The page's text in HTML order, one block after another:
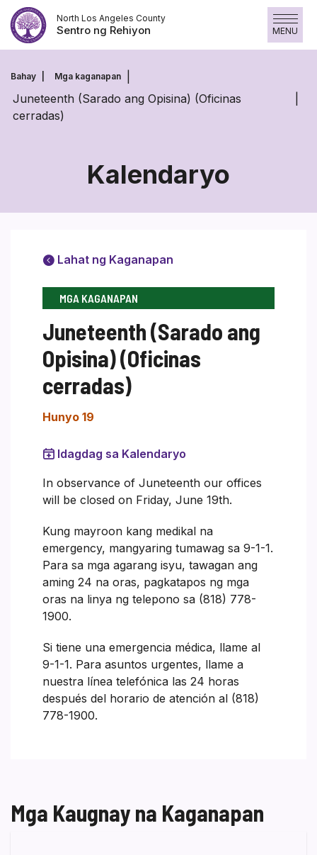
Laktawan
ang
nilalaman
North Los Angeles County
Sentro ng Rehiyon MENU
Bahay Mga kaganapan
Juneteenth (Sarado ang Opisina) (Oficinas
cerradas)
Kalendaryo
Lahat ng Kaganapan
MGA KAGANAPAN
Juneteenth (Sarado ang
Opisina) (Oficinas
cerradas)
Hunyo 19
Idagdag sa Kalendaryo
In observance of Juneteenth our offices
will be closed on Friday, June 19th.
Kung mayroon kang medikal na
emergency, mangyaring tumawag sa 9-1-1.
Para sa mga agarang isyu, tawagan ang
aming 24 na oras, pagkatapos ng mga
oras na linya ng telepono sa (818) 778-
1900.
Si tiene una emergencia médica, llame al
9-1-1. Para asuntos urgentes, llame a
nuestra línea telefónica las 24 horas
después del horario de atención al (818)
778-1900.
Mga Kaugnay na Kaganapan